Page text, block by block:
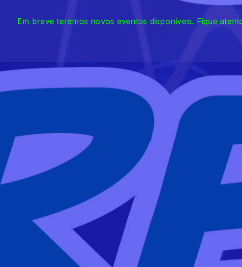
Em breve teremos novos eventos disponíveis. Fique